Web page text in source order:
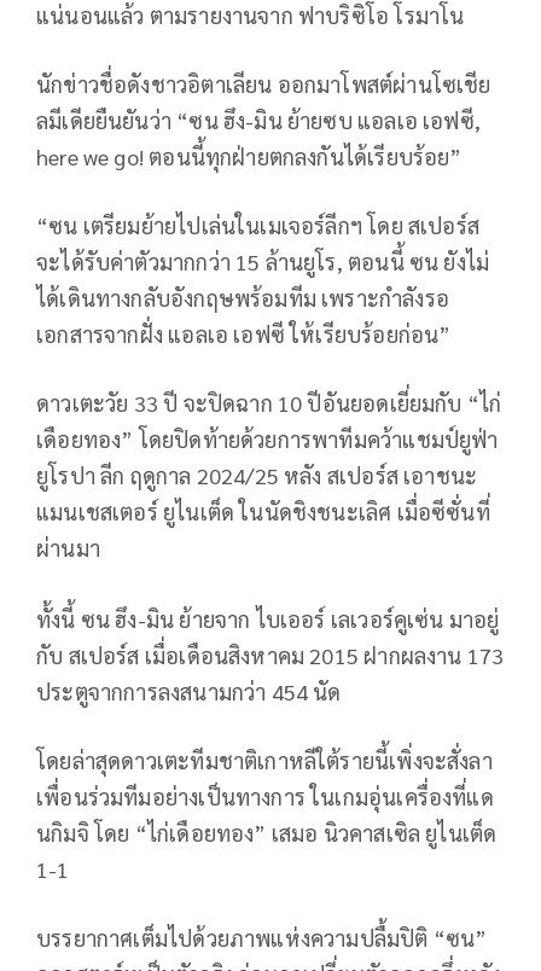
แน่นอนแล้ว ตามรายงานจาก ฟาบริซิโอ โรมาโน
นักข่าวชื่อดังชาวอิตาเลียน ออกมาโพสต์ผ่านโซเชีย
ลมีเดียยืนยันว่า “ซน ฮึง-มิน ย้ายซบ แอลเอ เอฟซี,
here we go! ตอนนี้ทุกฝ่ายตกลงกันได้เรียบร้อย”
“ซน เตรียมย้ายไปเล่นในเมเจอร์ลีกฯ โดย สเปอร์ส
จะได้รับค่าตัวมากกว่า 15 ล้านยูโร, ตอนนี้ ซน ยังไม่
ได้เดินทางกลับอังกฤษพร้อมทีม เพราะกำลังรอ
เอกสารจากฝั่ง แอลเอ เอฟซี ให้เรียบร้อยก่อน”
ดาวเตะวัย 33 ปี จะปิดฉาก 10 ปีอันยอดเยี่ยมกับ “ไก่
เดือยทอง” โดยปิดท้ายด้วยการพาทีมคว้าแชมป์ยูฟ่า
ยูโรปา ลีก ฤดูกาล 2024/25 หลัง สเปอร์ส เอาชนะ
แมนเชสเตอร์ ยูไนเต็ด ในนัดชิงชนะเลิศ เมื่อซีซั่นที่
ผ่านมา
ทั้งนี้ ซน ฮึง-มิน ย้ายจาก ไบเออร์ เลเวอร์คูเซ่น มาอยู่
กับ สเปอร์ส เมื่อเดือนสิงหาคม 2015 ฝากผลงาน 173
ประตูจากการลงสนามกว่า 454 นัด
โดยล่าสุดดาวเตะทีมชาติเกาหลีใต้รายนี้เพิ่งจะสั่งลา
เพื่อนร่วมทีมอย่างเป็นทางการ ในเกมอุ่นเครื่องที่แด
นกิมจิ โดย “ไก่เดือยทอง” เสมอ นิวคาสเซิล ยูไนเต็ด
1-1
บรรยากาศเต็มไปด้วยภาพแห่งความปลื้มปิติ “ซน”